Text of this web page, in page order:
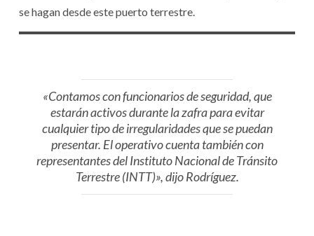
se hagan desde este puerto terrestre.
«Contamos con funcionarios de seguridad, que
estarán activos durante la zafra para evitar
cualquier tipo de irregularidades que se puedan
presentar. El operativo cuenta también con
representantes del Instituto Nacional de Tránsito
Terrestre (INTT)», dijo Rodríguez.